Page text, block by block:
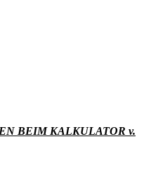
BEIM KALKULATOR v.